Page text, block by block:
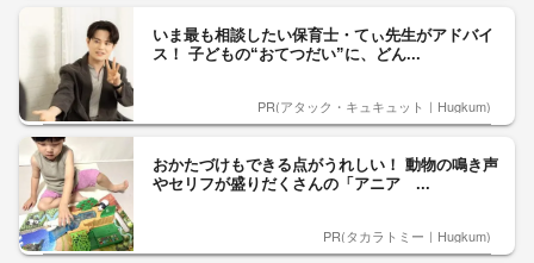
いま最も相談したい保育士・てぃ先生がアドバイ
ス！ 子どもの“おてつだい”に、どん...
PR(アタック・キュキュット｜Hugkum)
おかたづけもできる点がうれしい！ 動物の鳴き声
やセリフが盛りだくさんの「アニア ...
PR(タカラトミー｜Hugkum)